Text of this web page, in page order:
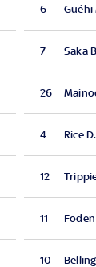
6 Guéhi
7 Saka
26
4 Rice D.
12
11 Foden
10